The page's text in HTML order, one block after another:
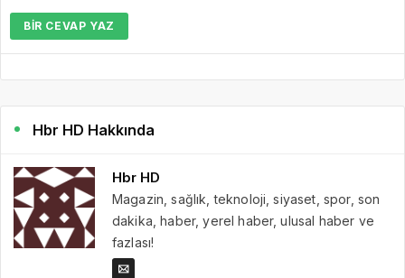
BIR CEVAP YAZ
Hbr HD Hakkında
Hbr HD
Magazin, sağlık, teknoloji, siyaset, spor, son
dakika, haber, yerel haber, ulusal haber ve
fazlası!